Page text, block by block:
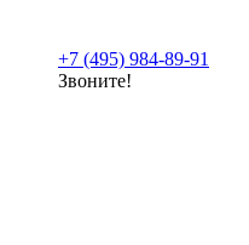
+7 (495) 984-89-91
Звоните!